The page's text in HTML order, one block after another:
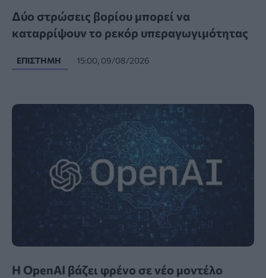
Δύο στρώσεις βορίου μπορεί να
καταρρίψουν το ρεκόρ υπεραγωγιμότητας
ΕΠΙΣΤΉΜΗ 15:00, 09/08/2026
Η OpenAI βάζει φρένο σε νέο μοντέλο